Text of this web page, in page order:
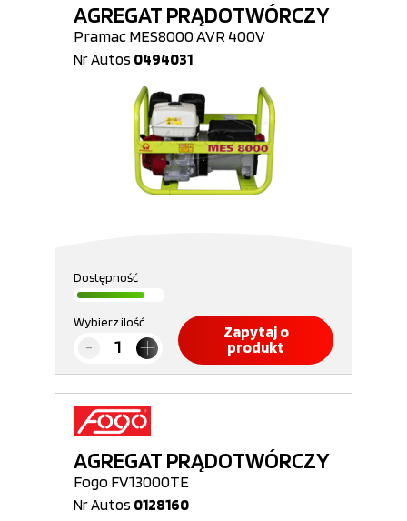
AGREGAT PRĄDOTWÓRCZY
Pramac MES8000 AVR 400V
Nr Autos 0494031
Dostępność
Wybierz ilość
Zapytaj o
produkt
AGREGAT PRĄDOTWÓRCZY
Fogo FV13000TE
Nr Autos 0128160